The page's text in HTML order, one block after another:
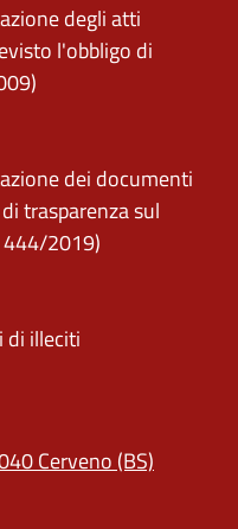
degli atti
l'obbligo di
dei documenti
trasparenza sul
444/2019)
di illeciti
Cerveno (BS)